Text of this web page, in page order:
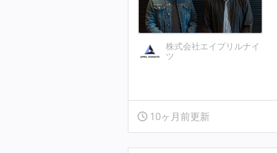
株式会社エイプリルナイ
ツ
10ヶ月前更新